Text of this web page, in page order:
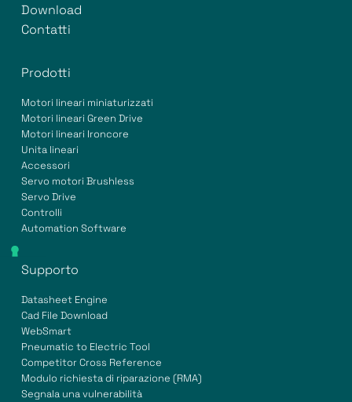
Download
Contatti
Prodotti
Motori lineari miniaturizzati
Motori lineari Green Drive
Motori lineari Ironcore
Unita lineari
Accessori
Servo motori Brushless
Servo Drive
Controlli
Automation Software
Supporto
Datasheet Engine
Cad File Download
WebSmart
Pneumatic to Electric Tool
Competitor Cross Reference
Modulo richiesta di riparazione (RMA)
Segnala una vulnerabilità